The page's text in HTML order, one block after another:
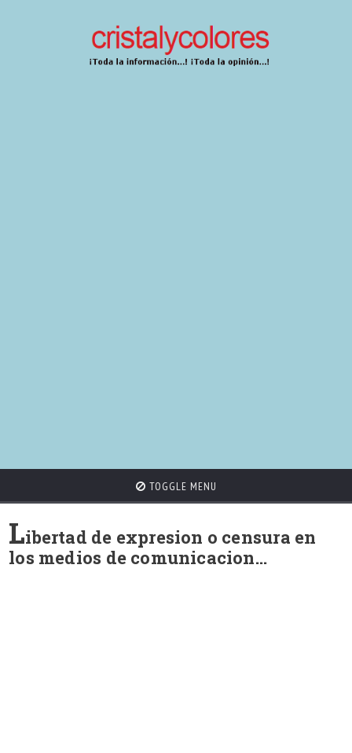
TOGGLE MENU
Libertad de expresion o censura en
los medios de comunicacion…